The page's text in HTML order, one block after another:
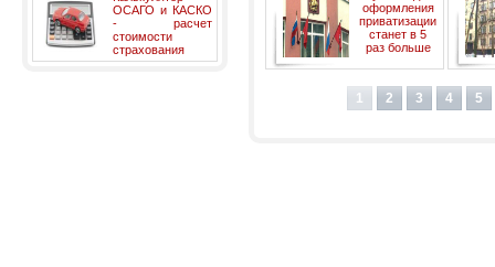
ОСАГО и КАСКО
- расчет
стоимости
страхования
оформления
приватизации
станет в 5
раз больше
1 2 3 4 5